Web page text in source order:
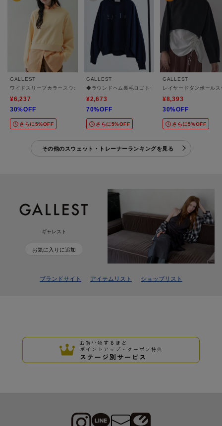
GALLEST
ワイドスリーブカラースウェット
¥6,237
30%OFF
さらに5%OFF
GALLEST
◆ラウンドヘム裏毛ロゴトップス
¥2,673
70%OFF
さらに5%OFF
GALLEST
レイヤードダンボール
¥8,393
30%OFF
さらに5%OFF
その他のスウェット・トレーナーランキングを見る
ギャレスト
お気に入りに追加
ブランドサイト アイテムリスト ショップリスト
お買い物するほど
ポイントアップ・クーポン特典
ステージ別サービス